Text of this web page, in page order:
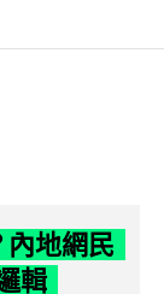
內地網民
輯